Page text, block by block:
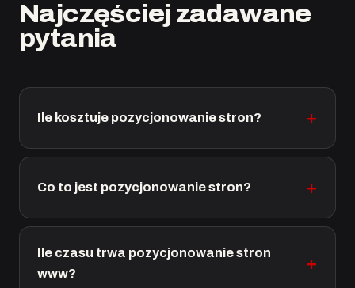
Najczęściej zadawane
pytania
Ile kosztuje pozycjonowanie stron?
Co to jest pozycjonowanie stron?
Ile czasu trwa pozycjonowanie stron
www?